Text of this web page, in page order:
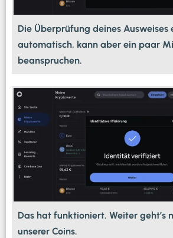
Die Überprüfung deines Ausweises
automatisch, kann aber ein paar
beanspruchen.
Das hat funktioniert. Weiter geht’s
unserer Coins.